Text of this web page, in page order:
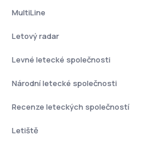
MultiLine
Letový radar
Levné letecké společnosti
Národní letecké společnosti
Recenze leteckých společností
Letiště